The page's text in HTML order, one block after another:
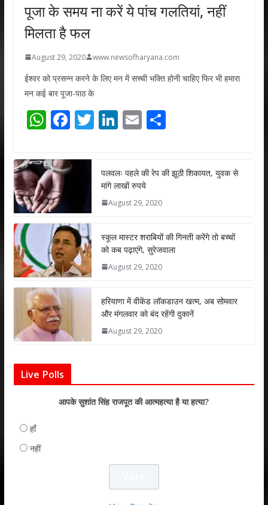
पूजा के समय ना करें ये पांच गलतियां, नहीं
मिलता है फल
August 29, 2020 www.newsofharyana.com
ईश्वर को प्रसन्न करने के लिए मन में सच्ची भक्ति होनी चाहिए फिर भी हमारा
मन कई बार पूजा-पाठ के
W
at
s
A
p
p
F
e
b
o
k
T
er
Li
e
dI
n
E
l
S
e
पलवलः पहले की रेप की झूठी शिकायत, युवक से
मांगे लाखों रुपये
August 29, 2020
स्कूल मास्टर शराबियों की गिनती करेंगे तो बच्चों
को कब पढ़ाएंगे, सुरेजवाला
August 29, 2020
हरियाणा में वीकेंड लॉकडाउन खत्म, अब सोमवार
और मंगलवार को बंद रहेंगी दुकानें
August 29, 2020
Live Polls
आपके सुशांत सिंह राजपूत की आत्महत्या है या हत्या?
हाँ
नहीं